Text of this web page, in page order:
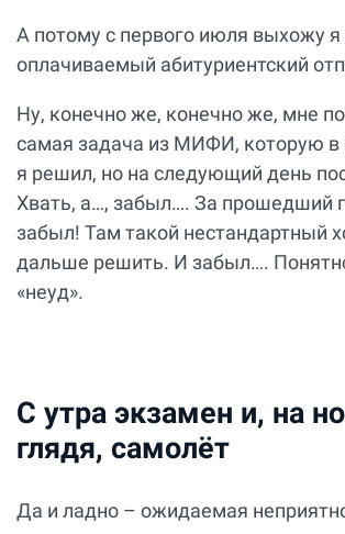
А потому с первого июля выхожу я
оплачиваемый абитуриентский
Ну, конечно же, конечно же, мне
самая задача из МИФИ, которую в
я решил, но на следующий день
Хвать, а…, забыл…. За прошедший
забыл! Там такой нестандартный
дальше решить. И забыл….
«неуд».
С утра экзамен и, на
глядя, самолёт
Да и ладно – ожидаемая